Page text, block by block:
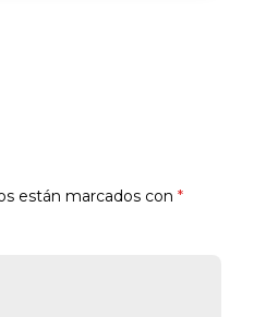
están marcados con *